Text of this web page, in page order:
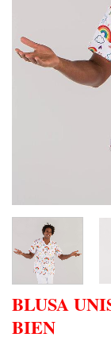
BLUSA
BIEN